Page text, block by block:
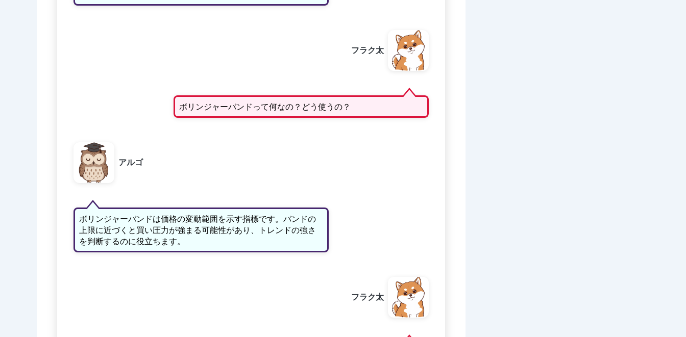
フラク太
ボリンジャーバンドって何なの？どう使うの？
アルゴ
ボリンジャーバンドは価格の変動範囲を示す指標です。バンドの
上限に近づくと買い圧力が強まる可能性があり、トレンドの強さ
を判断するのに役立ちます。
フラク太